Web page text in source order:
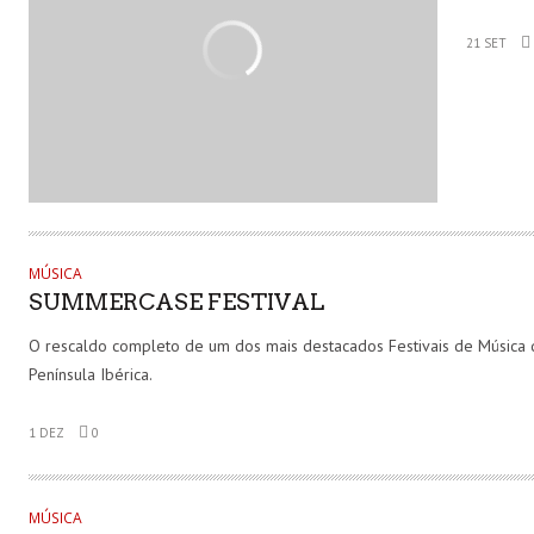
21 SET
MÚSICA
SUMMERCASE FESTIVAL
O rescaldo completo de um dos mais destacados Festivais de Música
Península Ibérica.
1 DEZ 0
MÚSICA